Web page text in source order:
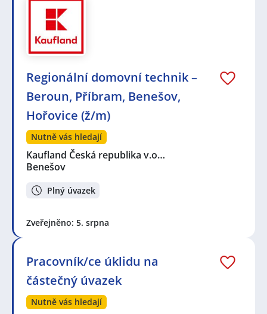
Regionální domovní technik –
Beroun, Příbram, Benešov,
Hořovice (ž/m)
Nutně vás hledají
Kaufland Česká republika v.o…
Benešov
Plný úvazek
Zveřejněno: 5. srpna
Pracovník/ce úklidu na
částečný úvazek
Nutně vás hledají